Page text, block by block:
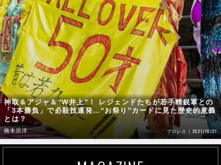
神取＆アジャ＆“W井上”！ レジェンドたちが若手精鋭軍との
「3本勝負」で必殺技連発…“お祭り”カードに見た歴史的意義
とは？
橋本宗洋 プロレス 2021/10/21